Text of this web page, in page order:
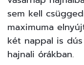
sem kell
maximuma
két nappal is
hajnali órákban.